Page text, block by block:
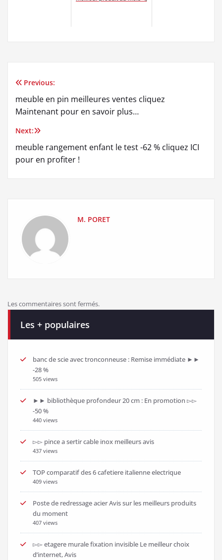
Navigation
de
l’article
Previous:
meuble en pin meilleures ventes cliquez
Maintenant pour en savoir plus…
Next:
meuble rangement enfant le test -62 % cliquez ICI
pour en profiter !
M. PORET
Les commentaires sont fermés.
Les + populaires
banc de scie avec tronconneuse : Remise immédiate ►►
-28 %
505 views
►► bibliothèque profondeur 20 cm : En promotion ▻▻
-50 %
440 views
▻▻ pince a sertir cable inox meilleurs avis
437 views
TOP comparatif des 6 cafetiere italienne electrique
409 views
Poste de redressage acier Avis sur les meilleurs produits
du moment
407 views
▻▻ etagere murale fixation invisible Le meilleur choix
d’internet, Avis